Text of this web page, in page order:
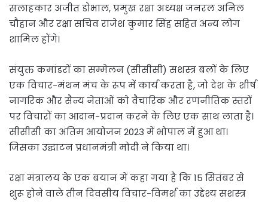
सलाहकार अजीत डोभाल, प्रमुख रक्षा अध्यक्ष जनरल अनिल
चौहान और रक्षा सचिव राजेश कुमार सिंह सहित अन्य लोग
शामिल होंगे।
संयुक्त कमांडरों का सम्मेलन (सीसीसी) सशस्त्र बलों के लिए
एक विचार-मंथन मंच के रूप में कार्य करता है, जो देश के शीर्ष
नागरिक और सैन्य नेताओं को वैचारिक और रणनीतिक स्तरों
पर विचारों का आदान-प्रदान करने के लिए एक साथ लाता है।
सीसीसी का अंतिम आयोजन 2023 में भोपाल में हुआ था।
जिसका उद्घाटन प्रधानमंत्री मोदी ने किया था।
रक्षा मंत्रालय के एक बयान में कहा गया है कि 15 सितंबर से
शुरू होने वाले तीन दिवसीय विचार-विमर्श का उद्देश्य सशस्त्र